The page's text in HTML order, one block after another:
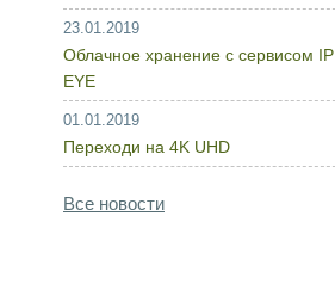
23.01.2019
Облачное хранение с сервисом IP
EYE
01.01.2019
Переходи на 4K UHD
Все новости